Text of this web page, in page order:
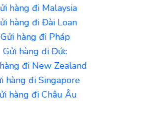
hàng đi Malaysia
hàng đi Đài Loan
Gửi hàng đi Pháp
Gửi hàng đi Đức
đi New Zealand
hàng đi Singapore
hàng đi Châu Âu